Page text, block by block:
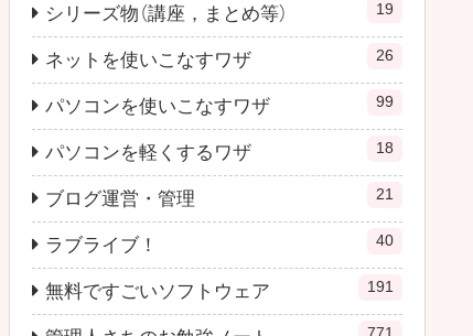
シリーズ物（講座，まとめ等） 19
ネットを使いこなすワザ 26
パソコンを使いこなすワザ 99
パソコンを軽くするワザ 18
ブログ運営・管理 21
ラブライブ！ 40
無料ですごいソフトウェア 191